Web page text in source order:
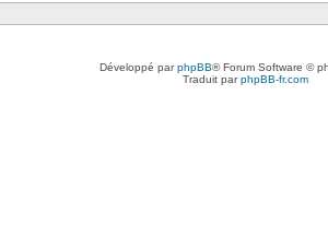
Développé parphpBB® Forum Software ©
Traduit parphpBB-fr.com